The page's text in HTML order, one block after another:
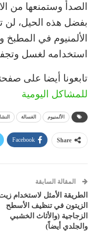
الصدأ وستمنعها من
بفضل هذه الحيل، لن
الألمنيوم في
استخدامه لغسل
تابعونا أيضا على
للمشاكل اليومية
الألمنيوم الغسالة
Share
Facebook
المقالة السابقة
الطريقة الأمثل لاستخدام
الزيتون في تنظيف الأسطح
الزجاجية (والأثاث الخشبي
والجلدي أيضاً)